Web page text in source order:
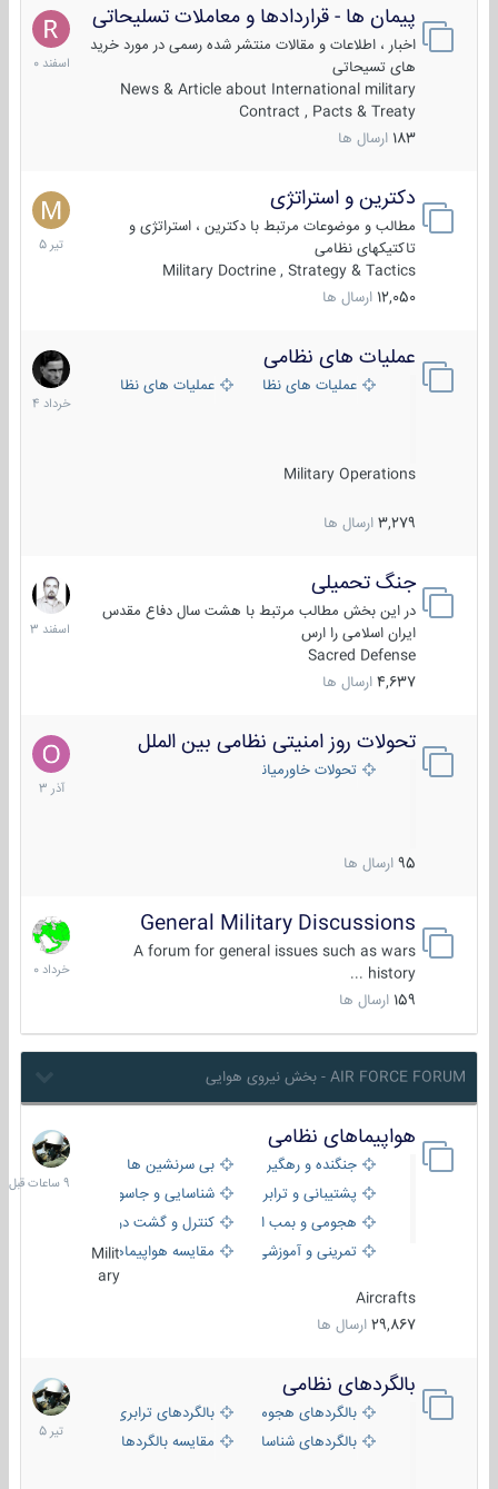
پیمان ها - قراردادها و معاملات تسلیحاتی
اخبار ، اطلاعات و مقالات منتشر شده رسمی در مورد خرید
های تسیحاتی
News & Article about International military
Contract , Pacts & Treaty
183 ارسال ها
7
اسفند
1400
دکترین و استراتژی
مطالب و موضوعات مرتبط با دکترین ، استراتژی و
تاکتیکهای نظامی
Military Doctrine , Strategy & Tactics
12,050 ارسال ها
27
تیر
1405
عملیات های نظامی
عملیات های نظامی ایرانعملیات های نظامی خارجی
Military Operations
3,279 ارسال ها
5
خرداد
1404
جنگ تحمیلی
در این بخش مطالب مرتبط با هشت سال دفاع مقدس
ایران اسلامی را ارس
Sacred Defense
4,637 ارسال ها
20
اسفند
1403
تحولات روز امنیتی نظامی بین الملل
تحولات خاورمیانه
95 ارسال ها
21
آذر
1403
General Military Discussions
A forum for general issues such as wars
history ...
159 ارسال ها
10
خرداد
1400
AIR FORCE FORUM - بخش نیروی هوایی
هواپیماهای نظامی
جنگنده و رهگیر
بی سرنشین ها
پشتیبانی و ترابری
شناسایی و جاسوسی
هجومی و بمب افکن
کنترل و گشت دریایی
تمرینی و آموزشی
مقایسه هواپیماهاMilit
ary
Aircrafts
29,867 ارسال ها
9
ساعات
قبل
بالگردهای نظامی
بالگردهای هجومی
بالگردهای ترابری
بالگردهای شناسایی
مقایسه بالگردها
22
تیر
1405